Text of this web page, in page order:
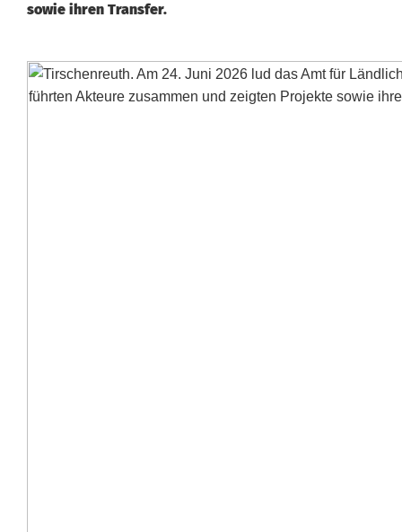
sowie ihren Transfer.